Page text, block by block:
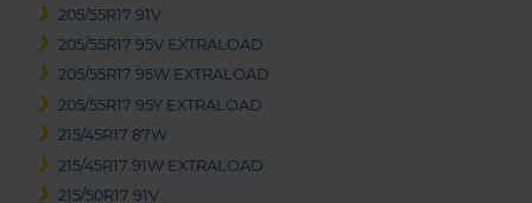
205/55R17 91V
205/55R17 95V EXTRALOAD
205/55R17 95W EXTRALOAD
205/55R17 95Y EXTRALOAD
215/45R17 87W
215/45R17 91W EXTRALOAD
215/50R17 91V